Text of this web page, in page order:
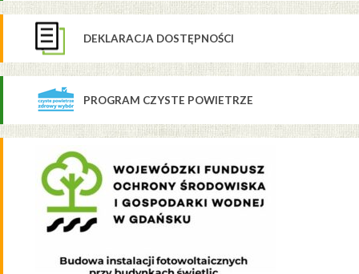
DEKLARACJA DOSTĘPNOŚCI
PROGRAM CZYSTE POWIETRZE